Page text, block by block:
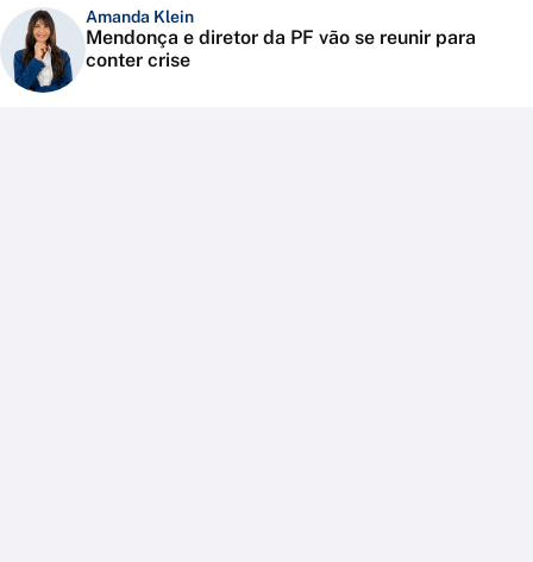
Amanda Klein
Mendonça e diretor da PF vão se reunir para
conter crise